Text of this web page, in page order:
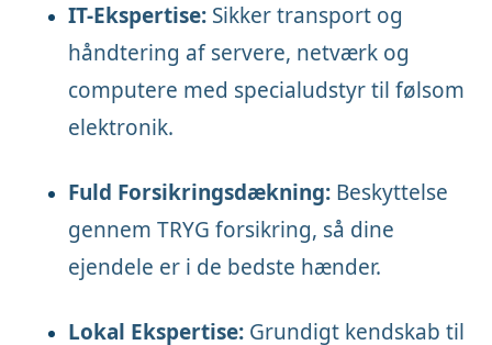
IT-Ekspertise: Sikker transport og
håndtering af servere, netværk og
computere med specialudstyr til følsom
elektronik.
Fuld Forsikringsdækning: Beskyttelse
gennem TRYG forsikring, så dine
ejendele er i de bedste hænder.
Lokal Ekspertise: Grundigt kendskab til